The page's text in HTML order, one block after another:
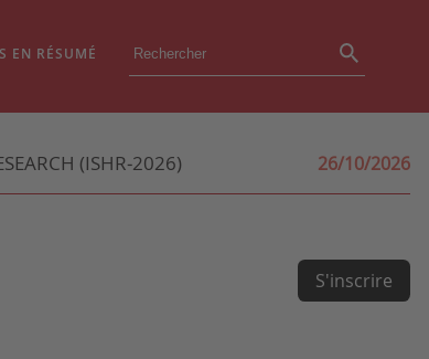
EN RÉSUMÉ
(ISHR‑2026) 26/10/2026
S'inscrire